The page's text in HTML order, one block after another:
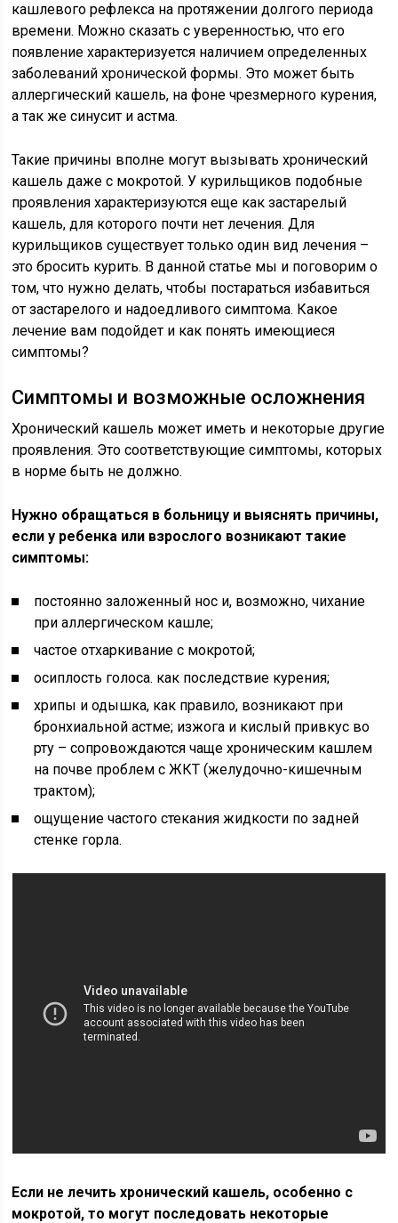
кашлевого рефлекса на протяжении долгого периода
времени. Можно сказать с уверенностью, что его
появление характеризуется наличием определенных
заболеваний хронической формы. Это может быть
аллергический кашель, на фоне чрезмерного курения,
а так же синусит и астма.
Такие причины вполне могут вызывать хронический
кашель даже с мокротой. У курильщиков подобные
проявления характеризуются еще как застарелый
кашель, для которого почти нет лечения. Для
курильщиков существует только один вид лечения –
это бросить курить. В данной статье мы и поговорим о
том, что нужно делать, чтобы постараться избавиться
от застарелого и надоедливого симптома. Какое
лечение вам подойдет и как понять имеющиеся
симптомы?
Симптомы и возможные осложнения
Хронический кашель может иметь и некоторые другие
проявления. Это соответствующие симптомы, которых
в норме быть не должно.
Нужно обращаться в больницу и выяснять причины,
если у ребенка или взрослого возникают такие
симптомы:
постоянно заложенный нос и, возможно, чихание
при аллергическом кашле;
частое отхаркивание с мокротой;
осиплость голоса. как последствие курения;
хрипы и одышка, как правило, возникают при
бронхиальной астме; изжога и кислый привкус во
рту – сопровождаются чаще хроническим кашлем
на почве проблем с ЖКТ (желудочно-кишечным
трактом);
ощущение частого стекания жидкости по задней
стенке горла.
Если не лечить хронический кашель, особенно с
мокротой, то могут последовать некоторые